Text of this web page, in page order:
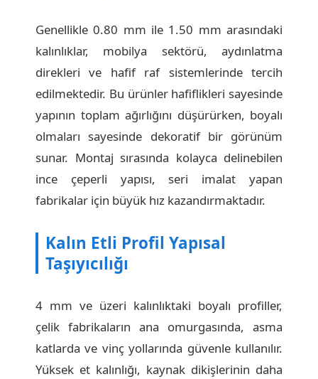
Genellikle 0.80 mm ile 1.50 mm arasındaki
kalınlıklar, mobilya sektörü, aydınlatma
direkleri ve hafif raf sistemlerinde tercih
edilmektedir. Bu ürünler hafiflikleri sayesinde
yapının toplam ağırlığını düşürürken, boyalı
olmaları sayesinde dekoratif bir görünüm
sunar. Montaj sırasında kolayca delinebilen
ince çeperli yapısı, seri imalat yapan
fabrikalar için büyük hız kazandırmaktadır.
Kalın Etli Profil Yapısal
Taşıyıcılığı
4 mm ve üzeri kalınlıktaki boyalı profiller,
çelik fabrikaların ana omurgasında, asma
katlarda ve vinç yollarında güvenle kullanılır.
Yüksek et kalınlığı, kaynak dikişlerinin daha